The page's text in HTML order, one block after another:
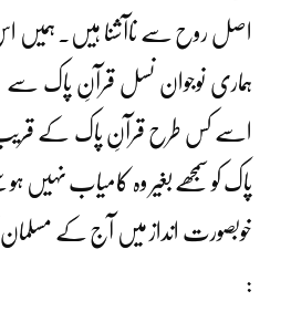
اصل روح سے ناآشنا ہیں۔ ہمیں اس
ہماری نوجوان نسل قرآنِ پاک
اسے کس طرح قرآنِ پاک کے قریب
پاک کو سمجھے بغیر وہ کامیاب نہیں
خوبصورت انداز میں آج کے
: